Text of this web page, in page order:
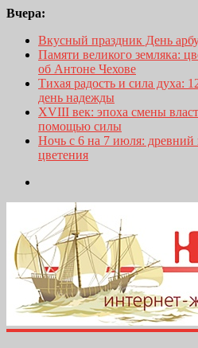
Вчера:
Вкусный праздник День
Памяти великого земляка:
об Антоне Чехове
Тихая радость и сила
день надежды
XVIII век: эпоха смены
помощью силы
Ночь с 6 на 7 июля: древний
цветения